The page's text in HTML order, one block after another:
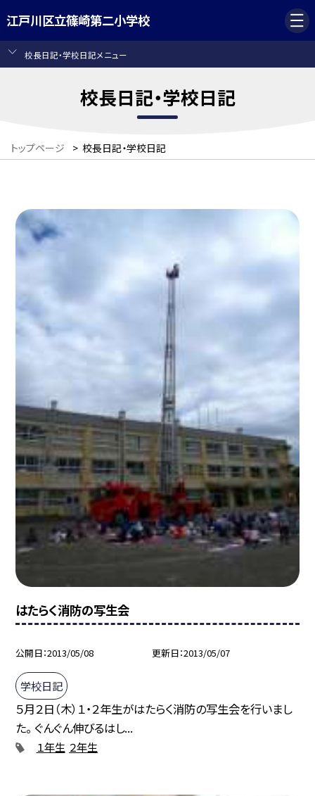
江戸川区立篠崎第二小学校
校長日記・学校日記メニュー
校長日記・学校日記
トップページ > 校長日記・学校日記
はたらく消防の写生会
公開日 2013/05/08 更新日 2013/05/07
学校日記
５月２日（木）１・２年生がはたらく消防の写生会を行いまし
た。 ぐんぐん伸びるはし...
１年生 ２年生